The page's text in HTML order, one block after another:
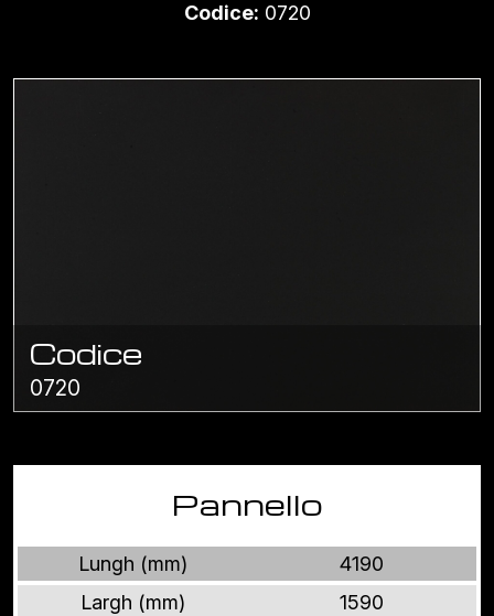
Codice: 0720
Codice
0720
Pannello
Lungh (mm)
4190
Largh (mm)
1590